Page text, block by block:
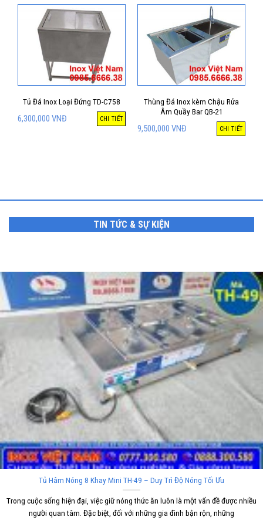
Tủ Đá Inox Loại Đứng TD-C758
6,300,000 VNĐ CHI TIẾT
Thùng Đá Inox kèm Chậu Rửa
Âm Quầy Bar QB-21
9,500,000 VNĐ CHI TIẾT
TIN TỨC & SỰ KIỆN
Tủ Hâm Nóng 8 Khay Mini TH-49 – Duy Trì Độ Nóng Tối Ưu
Trong cuộc sống hiện đại, việc giữ nóng thức ăn luôn là một vấn đề được nhiều
người quan tâm. Đặc biệt, đối với những gia đình bận rộn, những